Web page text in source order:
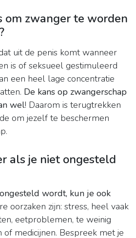
om zwanger te worden
uit de penis komt wanneer
is of seksueel gestimuleerd
een heel lage concentratie
De kans op zwangerschap
wel! Daarom is terugtrekken
om jezelf te beschermen
als je niet ongesteld
wordt, kun je ook
oorzaken zijn: stress, heel vaak
eetproblemen, te weinig
of medicijnen. Bespreek met je